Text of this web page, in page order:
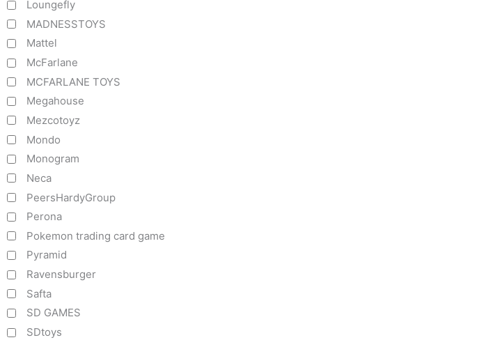
Loungefly
MADNESSTOYS
Mattel
McFarlane
MCFARLANE TOYS
Megahouse
Mezcotoyz
Mondo
Monogram
Neca
PeersHardyGroup
Perona
Pokemon trading card game
Pyramid
Ravensburger
Safta
SD GAMES
SDtoys